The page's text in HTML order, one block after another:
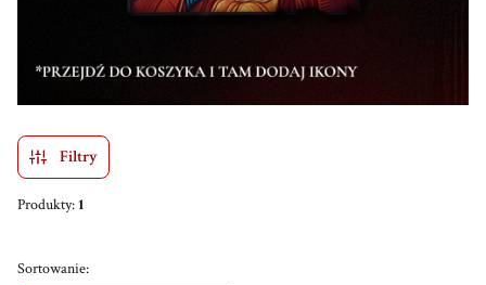
Filtry
Produkty:1
Lista produktów
Sortowanie: